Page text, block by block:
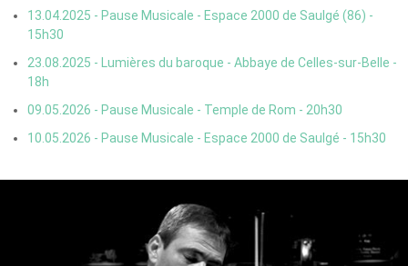
13.04.2025 - Pause Musicale - Espace 2000 de Saulgé (86) -
15h30
23.08.2025 - Lumières du baroque - Abbaye de Celles-sur-Belle -
18h
09.05.2026 - Pause Musicale - Temple de Rom - 20h30
10.05.2026 - Pause Musicale - Espace 2000 de Saulgé - 15h30